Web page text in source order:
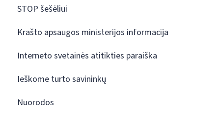
STOP šešėliui
Krašto apsaugos ministerijos informacija
Interneto svetainės atitikties paraiška
Ieškome turto savininkų
Nuorodos